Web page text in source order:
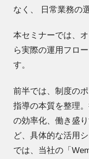
なく、 日常業務の
本セミナーでは、
ら実際の運用フロ
す。
前半では、制度の
指導の本質を整理
の効率化、働き盛
ど、具体的な活用
では、当社の「